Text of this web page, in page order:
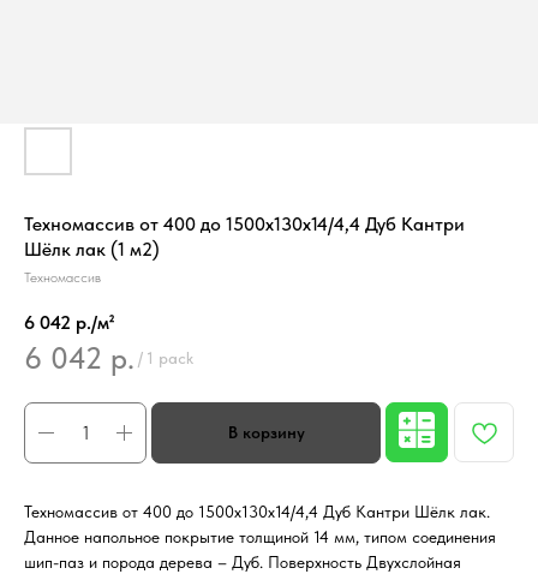
Техномассив от 400 до 1500х130х14/4,4 Дуб Кантри
Шёлк лак (1 м2)
Техномассив
6 042 р./м²
6 042 р. / 1 pack
Техномассив от 400 до 1500х130х14/4,4 Дуб Кантри Шёлк лак.
Данное напольное покрытие толщиной 14 мм, типом соединения
шип-паз и порода дерева – Дуб. Поверхность Двухслойная